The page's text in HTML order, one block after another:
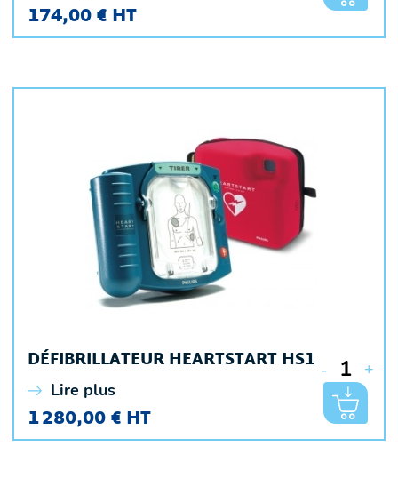
174,00 € HT
DÉFIBRILLATEUR HEARTSTART HS1
Lire plus
1 280,00 € HT
- +